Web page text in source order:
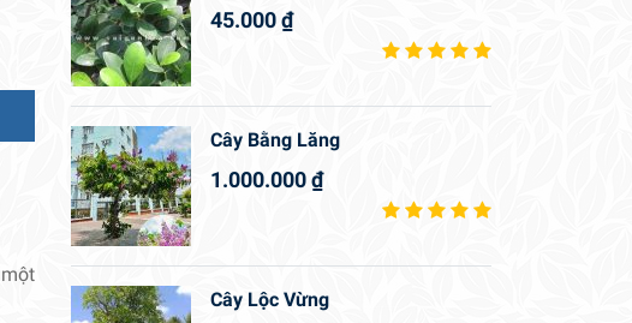
45.000₫
Cây Bằng Lăng
1.000.000₫
Cây Lộc Vừng